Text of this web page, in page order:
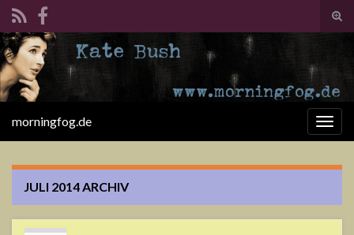
Search for:
morningfog.de
JULI 2014ARCHIV